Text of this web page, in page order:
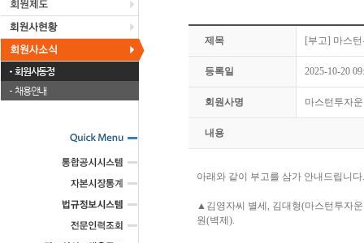
회원사동정
채용안내
제목 [부고] 마스
등록일 2025-10-20
회원사명 마스턴투자
내용
아래와 같이 부고를 삼가 안내드립니다.
▲김영자씨 별세, 김대형(마스턴투자
원(벽제).